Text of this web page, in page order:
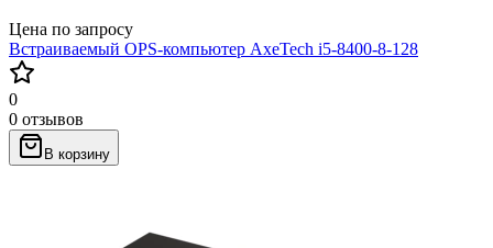
Цена по запросу
Встраиваемый OPS-компьютер AxeTech i5-8400-8-128
0
0 отзывов
В корзину